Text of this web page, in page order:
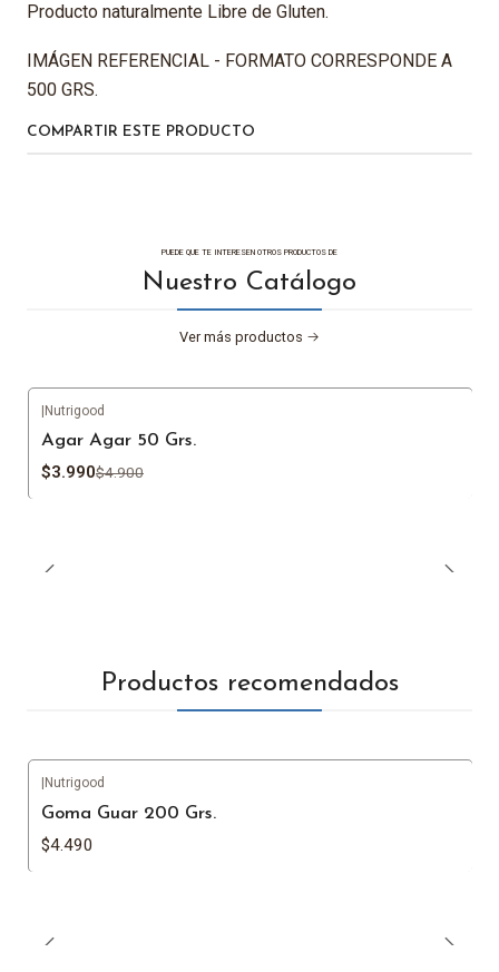
Producto naturalmente Libre de Gluten.
IMÁGEN REFERENCIAL - FORMATO CORRESPONDE A
500 GRS.
COMPARTIR ESTE PRODUCTO
PUEDE QUE TE INTERESEN OTROS PRODUCTOS DE
Nuestro Catálogo
Ver más productos
Nutrigood
Agar Agar 50 Grs.
$3.990$4.900
Productos recomendados
Nutrigood
Goma Guar 200 Grs.
$4.490